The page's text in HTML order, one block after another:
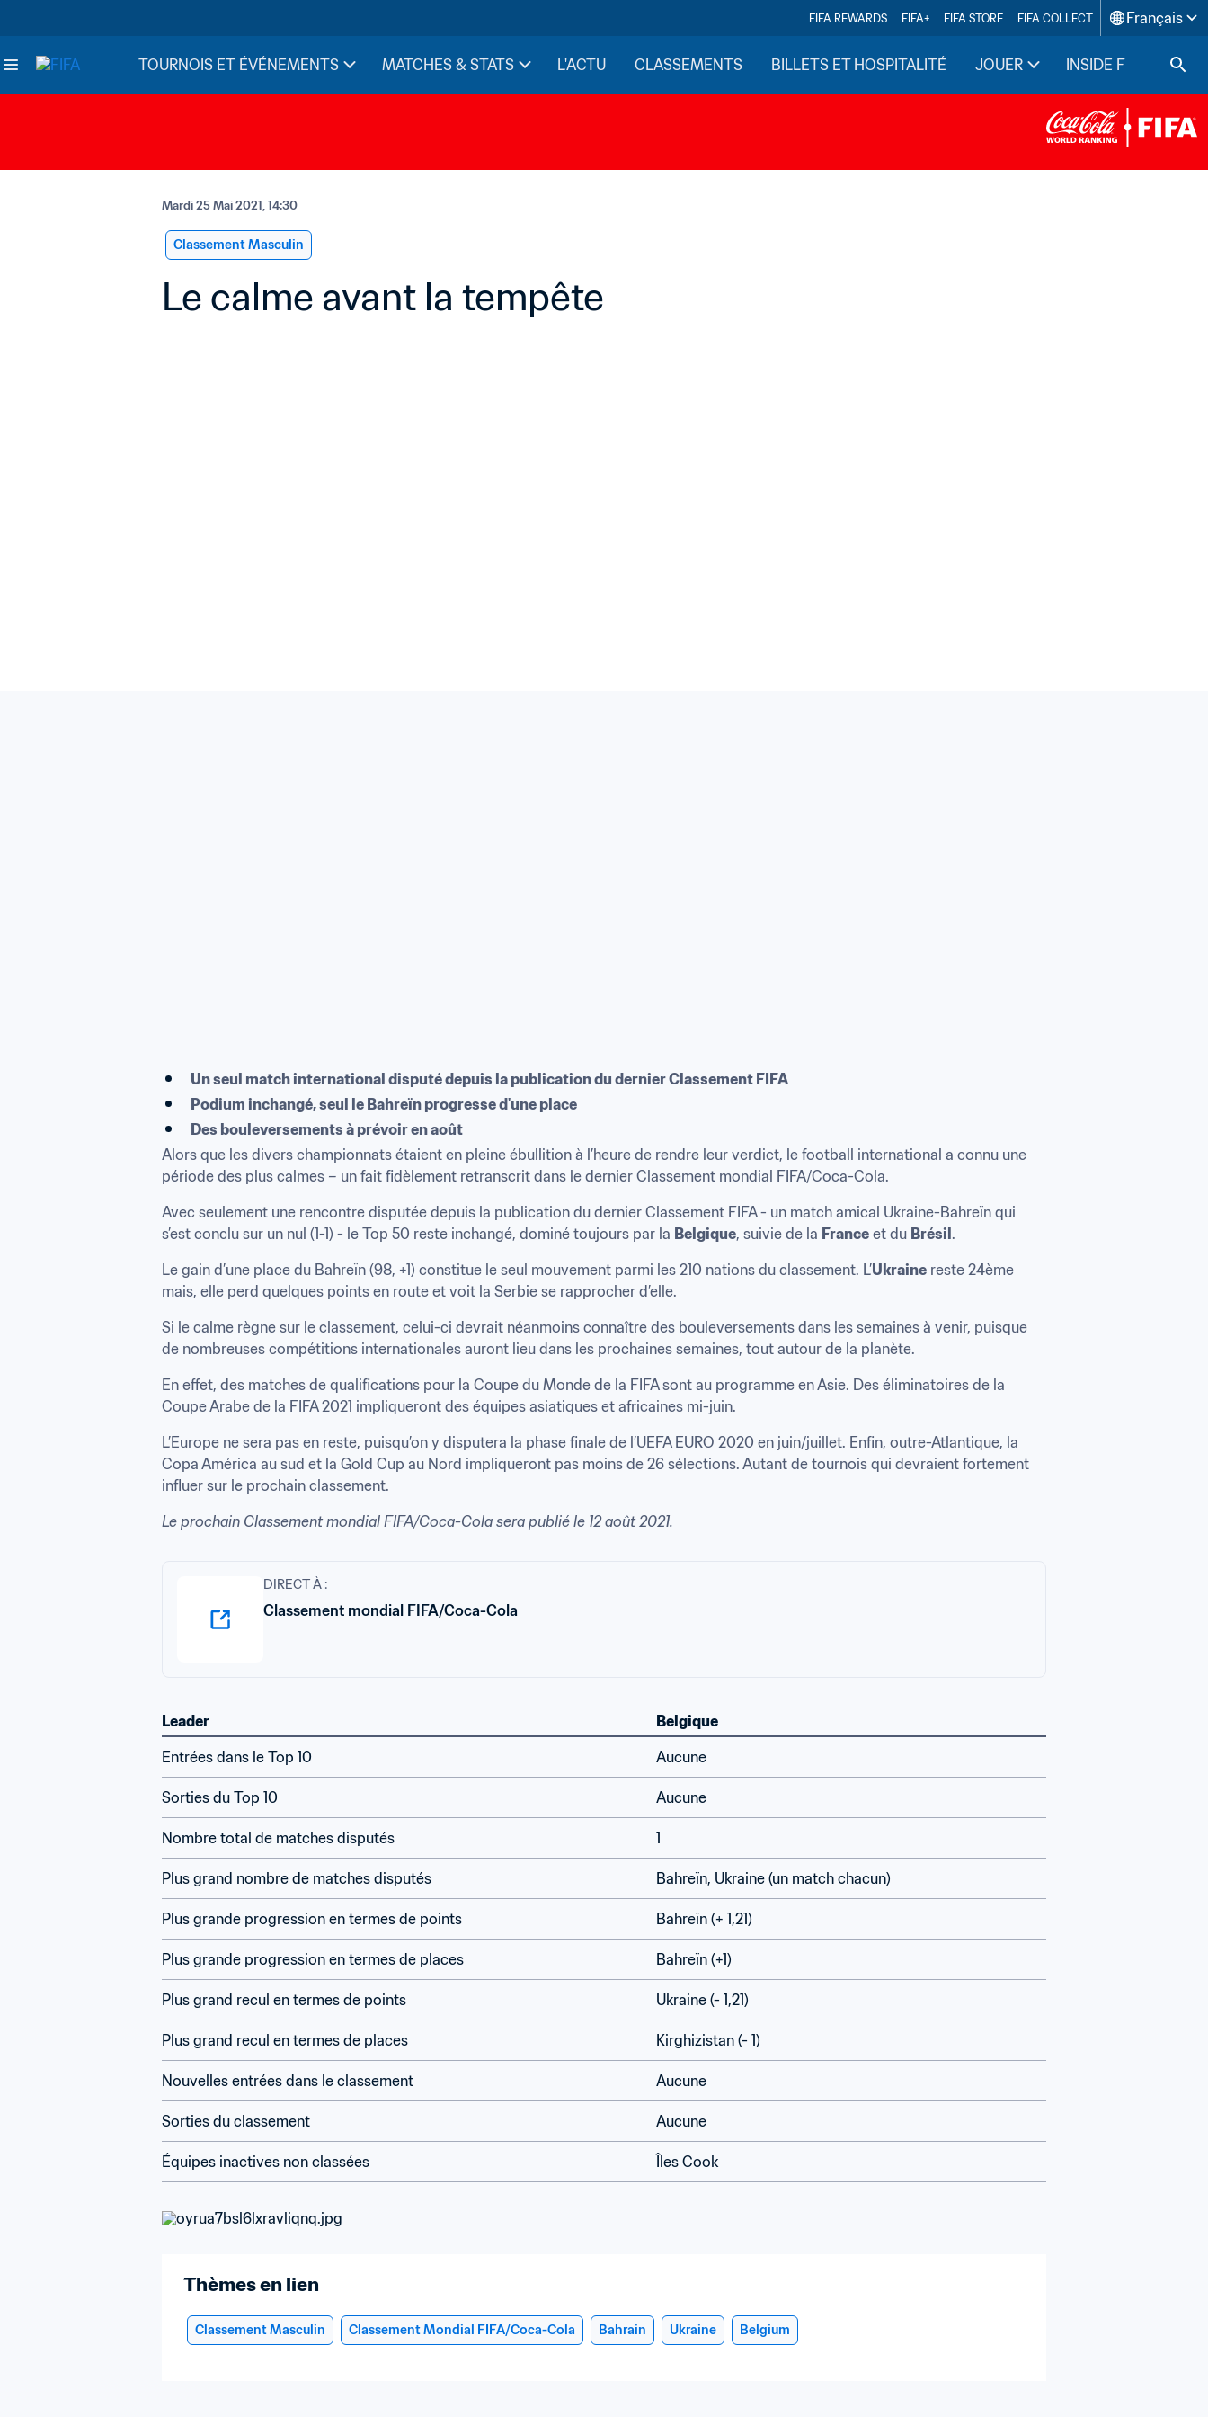
FIFA REWARDS FIFA+ FIFA STORE FIFA COLLECT Français
TOURNOIS ET ÉVÉNEMENTS MATCHES & STATS L'ACTU CLASSEMENTS BILLETS ET HOSPITALITÉ JOUER INSIDE FIFA
Mardi 25 Mai 2021, 14:30
Classement Masculin
Le calme avant la tempête
Un seul match international disputé depuis la publication du dernier Classement FIFA
Podium inchangé, seul le Bahreïn progresse d'une place
Des bouleversements à prévoir en août
Alors que les divers championnats étaient en pleine ébullition à l’heure de rendre leur verdict, le football international a connu une
période des plus calmes – un fait fidèlement retranscrit dans le dernier Classement mondial FIFA/Coca-Cola.
Avec seulement une rencontre disputée depuis la publication du dernier Classement FIFA - un match amical Ukraine-Bahreïn qui
s’est conclu sur un nul (1-1) - le Top 50 reste inchangé, dominé toujours par la Belgique, suivie de la France et du Brésil .
Le gain d’une place du Bahreïn (98, +1) constitue le seul mouvement parmi les 210 nations du classement. L’Ukraine reste 24ème
mais, elle perd quelques points en route et voit la Serbie se rapprocher d’elle.
Si le calme règne sur le classement, celui-ci devrait néanmoins connaître des bouleversements dans les semaines à venir, puisque
de nombreuses compétitions internationales auront lieu dans les prochaines semaines, tout autour de la planète.
En effet, des matches de qualifications pour la Coupe du Monde de la FIFA sont au programme en Asie. Des éliminatoires de la
Coupe Arabe de la FIFA 2021 impliqueront des équipes asiatiques et africaines mi-juin.
L’Europe ne sera pas en reste, puisqu’on y disputera la phase finale de l’UEFA EURO 2020 en juin/juillet. Enfin, outre-Atlantique, la
Copa América au sud et la Gold Cup au Nord impliqueront pas moins de 26 sélections. Autant de tournois qui devraient fortement
influer sur le prochain classement.
Le prochain Classement mondial FIFA/Coca-Cola sera publié le 12 août 2021.
DIRECT À :
Classement mondial FIFA/Coca-Cola
Leader
Belgique
Entrées dans le Top 10
Aucune
Sorties du Top 10 Aucune
Nombre total de matches disputés 1
Plus grand nombre de matches disputés Bahreïn, Ukraine (un match chacun)
Plus grande progression en termes de points Bahreïn (+ 1,21)
Plus grande progression en termes de places Bahreïn (+1)
Plus grand recul en termes de points Ukraine (- 1,21)
Plus grand recul en termes de places Kirghizistan (- 1)
Nouvelles entrées dans le classement Aucune
Sorties du classement Aucune
Équipes inactives non classées Îles Cook
Thèmes en lien
Classement Masculin Classement Mondial FIFA/Coca-Cola Bahrain Ukraine Belgium